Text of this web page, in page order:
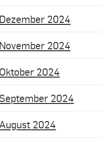
Dezember 2024
November 2024
Oktober 2024
September 2024
August 2024